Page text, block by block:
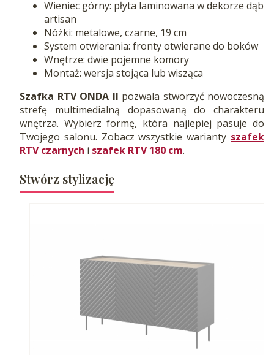
Wieniec górny: płyta laminowana w dekorze dąb
artisan
Nóżki: metalowe, czarne, 19 cm
System otwierania: fronty otwierane do boków
Wnętrze: dwie pojemne komory
Montaż: wersja stojąca lub wisząca
Szafka RTV ONDA II pozwala stworzyć nowoczesną
strefę multimedialną dopasowaną do charakteru
wnętrza. Wybierz formę, która najlepiej pasuje do
Twojego salonu. Zobacz wszystkie warianty szafek
RTV czarnych i szafek RTV 180 cm.
Stwórz stylizację